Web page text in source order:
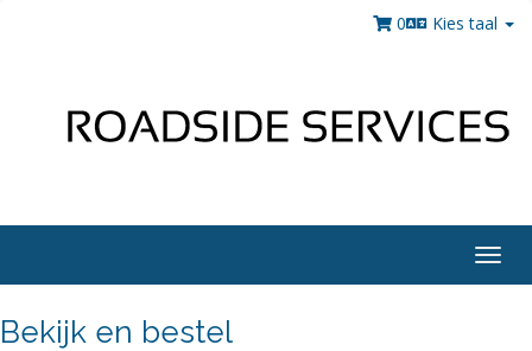
Kies taal
0
Bekijk en bestel